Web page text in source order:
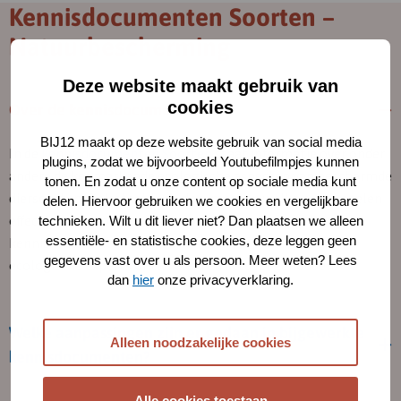
Deze website maakt gebruik van
cookies
BIJ12 maakt op deze website gebruik van social media
plugins, zodat we bijvoorbeeld Youtubefilmpjes kunnen
tonen. En zodat u onze content op sociale media kunt
delen. Hiervoor gebruiken we cookies en vergelijkbare
technieken. Wilt u dit liever niet? Dan plaatsen we alleen
essentiële- en statistische cookies, deze leggen geen
gegevens vast over u als persoon. Meer weten? Lees
dan hier onze privacyverklaring.
Alleen noodzakelijke cookies
Kennisdocumenten Soorten –
Natuurbescherming
Over de kennisdocumenten
In de kennisdocumenten Soorten staat informatie over onder
andere de kenmerkende ecologische aspecten van beschermde
diersoorten. Ook staat in de documenten welke maatregelen
effectief zijn voor de bescherming van de diersoorten. De
kennisdocumenten worden samen met provincies en
ecologische experts ontwikkeld en actueel gehouden.
Welke aanpassingen zijn er gedaan in bijgewerkte
kennisdocumenten?